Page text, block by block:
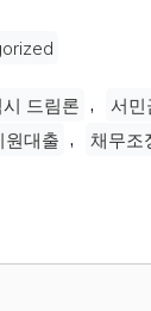
드림론 , 서민
원대출 , 채무조